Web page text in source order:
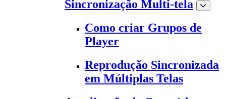
Sincronização Multi-tela
Como criar Grupos de
Player
Reprodução Sincronizada
em Múltiplas Telas